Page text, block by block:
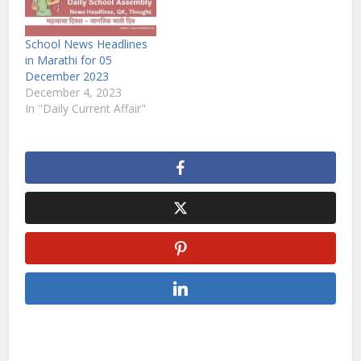
School News Headlines
in Marathi for 05
December 2023
December 4, 2023
In "Daily Current Affair"